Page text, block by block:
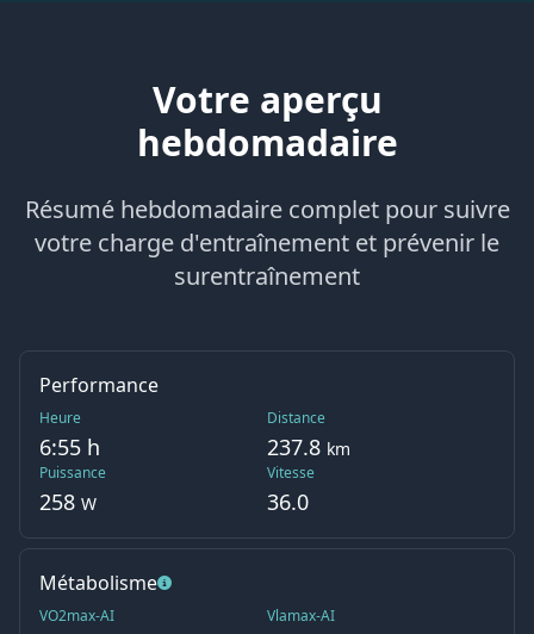
Votre aperçu
hebdomadaire
Résumé hebdomadaire complet pour suivre
votre charge d'entraînement et prévenir le
surentraînement
Performance
Heure
6:55 h
Distance
237.8 km
Puissance
258 W
Vitesse
36.0
Métabolisme
VO2max-AI Vlamax-AI